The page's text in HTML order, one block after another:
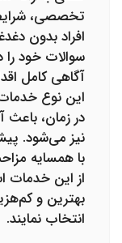
تخصصی،
افراد بدون
سوالات خود را
آگاهی کامل
این نوع
در زمان، باعث
نیز می‌شود.
با همسایه
از این خدمات
بهترین و
انتخاب نمایند.